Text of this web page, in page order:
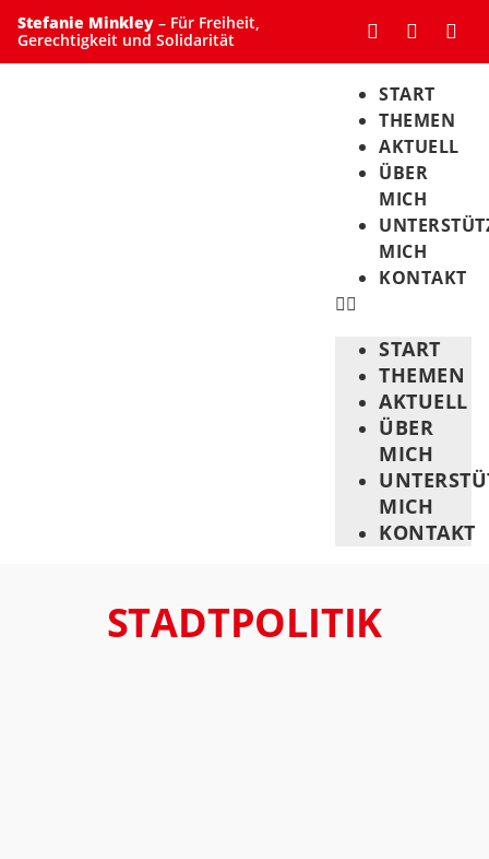
Stefanie Minkley – Für Freiheit,
Gerechtigkeit und Solidarität
START
THEMEN
AKTUELL
ÜBER
MICH
MICH
KONTAKT
START
THEMEN
AKTUELL
ÜBER
MICH
MICH
KONTAKT
STADTPOLITIK